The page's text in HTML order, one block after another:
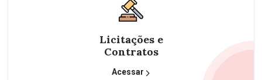
Licitações e
Contratos
Acessar